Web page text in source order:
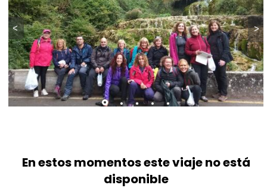
< >
En estos momentos este viaje no está
disponible